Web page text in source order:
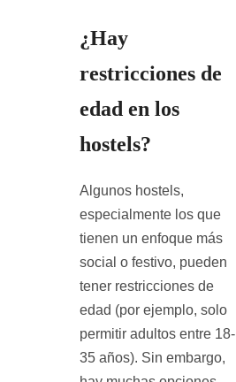
¿Hay
restricciones de
edad en los
hostels?
Algunos hostels,
especialmente los que
tienen un enfoque más
social o festivo, pueden
tener restricciones de
edad (por ejemplo, solo
permitir adultos entre 18-
35 años). Sin embargo,